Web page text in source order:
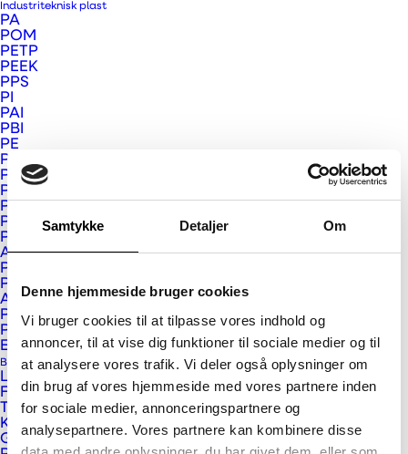
Samtykke Detaljer Om
Denne hjemmeside bruger cookies
Vi bruger cookies til at tilpasse vores indhold og
annoncer, til at vise dig funktioner til sociale medier og til
at analysere vores trafik. Vi deler også oplysninger om
din brug af vores hjemmeside med vores partnere inden
for sociale medier, annonceringspartnere og
analysepartnere. Vores partnere kan kombinere disse
Industriteknisk plast
PA
POM
PETP
PEEK
PPS
PI
PAI
PBI
PE
PP
PVDF
PTFE
PC
PVC
PMMA
APET og PETG
PSU, PPSU og PEI
PS
ABS
PUR
Plastkompositter
Eurograte GRP riste og profiler
Bygge- og Interiør Plast
Larson og Larcore
Fundermax
Trespa
Kerrock
Gallina PC facadeplader
Vink Plast ApS
Kristrup Engvej 9
DK-8960 Randers SØ